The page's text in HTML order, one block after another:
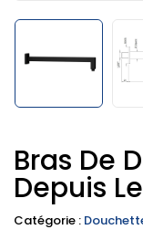
Bras De
Depuis
Catégorie :